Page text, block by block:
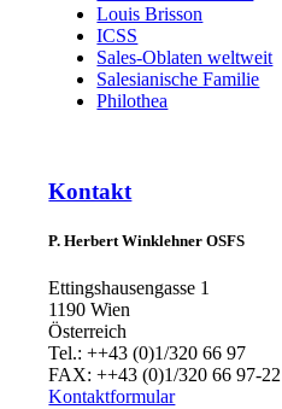
Louis Brisson
ICSS
Sales-Oblaten weltweit
Salesianische Familie
Philothea
Kontakt
P. Herbert Winklehner OSFS
Ettingshausengasse 1
1190 Wien
Österreich
Tel.: ++43 (0)1/320 66 97
FAX: ++43 (0)1/320 66 97-22
Kontaktformular